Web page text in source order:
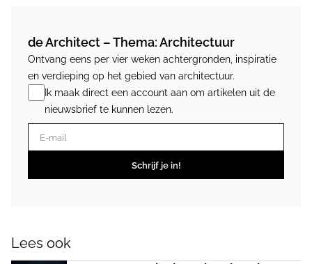
de Architect – Thema: Architectuur
Ontvang eens per vier weken achtergronden, inspiratie
en verdieping op het gebied van architectuur.
Ik maak direct een account aan om artikelen uit de
nieuwsbrief te kunnen lezen.
E-mail
Schrijf je in!
Lees ook